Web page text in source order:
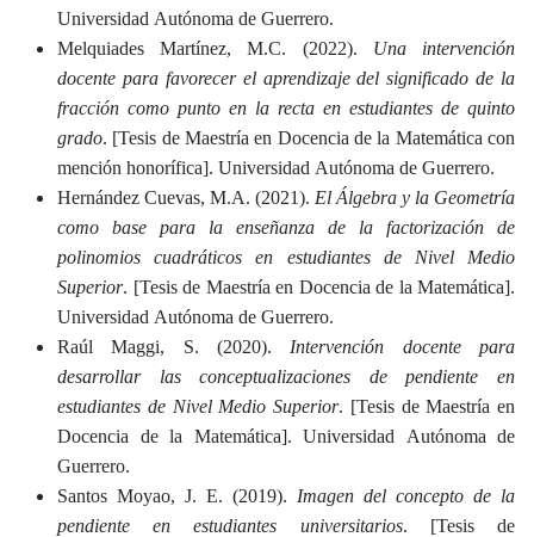
Universidad Autónoma de Guerrero.
Melquiades Martínez, M.C. (2022). Una intervención
docente para favorecer el aprendizaje del significado de la
fracción como punto en la recta en estudiantes de quinto
grado. [Tesis de Maestría en Docencia de la Matemática con
mención honorífica]. Universidad Autónoma de Guerrero.
Hernández Cuevas, M.A. (2021). El Álgebra y la Geometría
como base para la enseñanza de la factorización de
polinomios cuadráticos en estudiantes de Nivel Medio
Superior. [Tesis de Maestría en Docencia de la Matemática].
Universidad Autónoma de Guerrero.
Raúl Maggi, S. (2020). Intervención docente para
desarrollar las conceptualizaciones de pendiente en
estudiantes de Nivel Medio Superior. [Tesis de Maestría en
Docencia de la Matemática]. Universidad Autónoma de
Guerrero.
Santos Moyao, J. E. (2019). Imagen del concepto de la
pendiente en estudiantes universitarios. [Tesis de